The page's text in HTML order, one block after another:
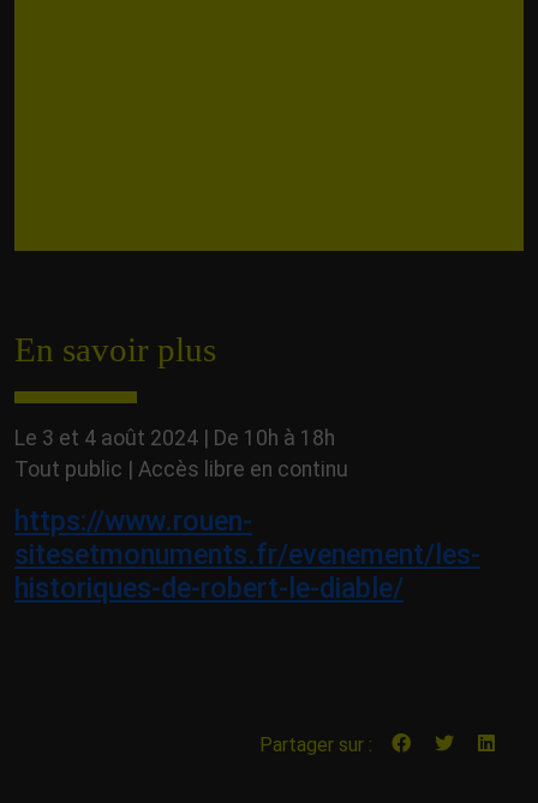
En savoir plus
Le 3 et 4 août 2024 | De 10h à 18h
Tout public | Accès libre en continu
https://www.rouen-
sitesetmonuments.fr/evenement/les-
historiques-de-robert-le-diable/
Partager sur :